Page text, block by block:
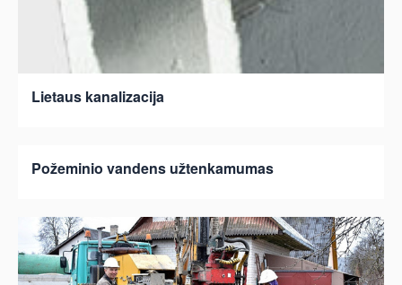
Lietaus kanalizacija
Požeminio vandens užtenkamumas